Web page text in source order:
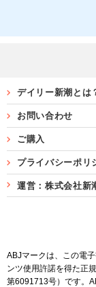
デイリー新潮とは
お問い合わせ
ご購入
プライバシーポリ
運営：株式会社新
ABJマークは、この電
ンツ使用許諾を得た正
第6091713号）です。